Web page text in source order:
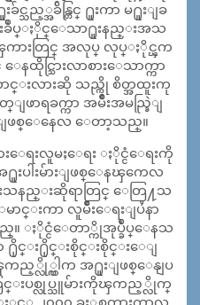
င္သည့္အခ်ိန္တြင္ ႐ူးကာ မ႐ူးျခ
န္းခ်ဳပ္ႏိုင္ေသာ႐ူးနည္းအသ
ၾကားတြင္ အလုပ္ လုပ္ႏိုင္ၾက
ထိုင္သြားလာစားေသာက္ကာ
င္းလားဆို သည္ကို စိတ္အထူးကု
ျဖာရခက္ကာ အမ်ိဳးအမည္ခြဲျ
ျဖစ္ေနေလ ေတာ့သည္။
းေရးလူမႈေရး ႏိုင္ငံေရးကို
႐ူးပါးမ်ားျဖစ္ေနၾကေလ
းသနည္းဆိုရာတြင္ ေတြ႔သ
းကာ လူမ်ိဳးေရးျပႆနာ
ည္။ ႏိုင္ငံေတာ္ကိုအုပ္ခ်ဳပ္ေနသ
႐ိုင္း႐ိုင္းစိုင္းစိုင္းေျ
ည့္လို္က္ပါက အ႐ူးျဖစ္ေနျပ
ြင္းပစ္လုပ္သူမ်ားကိုၾကည့္လိုက္